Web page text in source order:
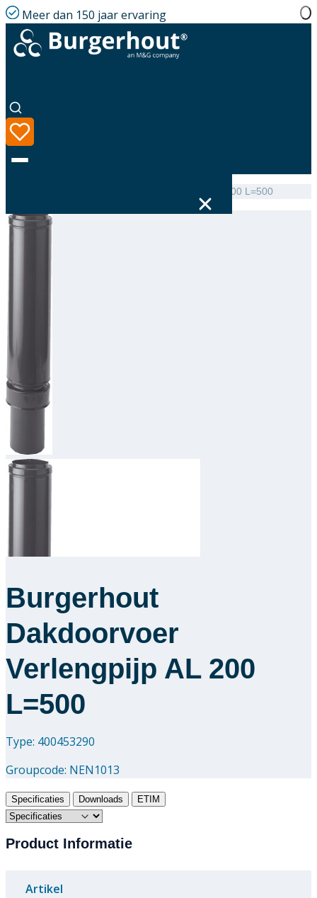
Meer dan 150 jaar ervaring
Oplossingen
Academy
Contact
Roof terminal Extension AL 200 L=500
Burgerhout
Dakdoorvoer
Verlengpijp AL 200
L=500
Type: 400453290
Groupcode: NEN1013
Specificaties Downloads ETIM
Product Informatie
Artikel